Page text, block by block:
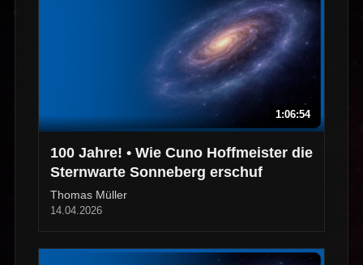
1:06:54
100 Jahre! • Wie Cuno Hoffmeister die
Sternwarte Sonneberg erschuf
Thomas Müller
14.04.2026